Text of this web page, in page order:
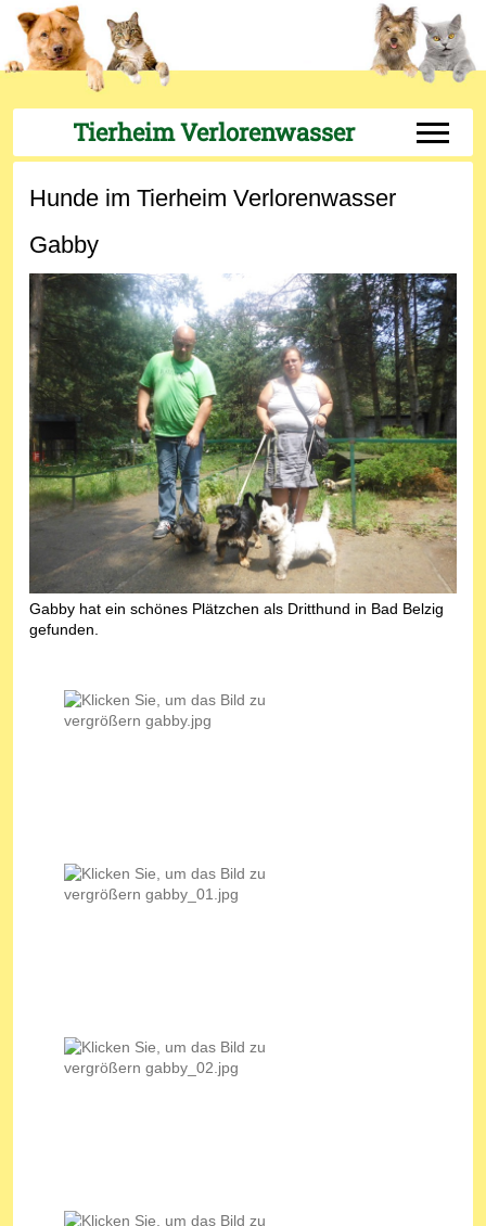
Tierheim Verlorenwasser Off-
Hunde im Tierheim Verlorenwasser
Gabby
Gabby hat ein schönes Plätzchen als Dritthund in Bad Belzig
gefunden.